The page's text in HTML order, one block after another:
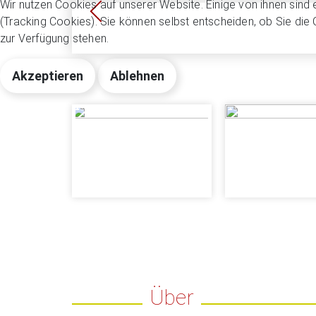
Über
Wir nutzen Cookies auf unserer Website. Einige von ihnen
(Tracking Cookies). Sie können selbst entscheiden, ob Sie
zur Verfügung stehen.
Akzeptieren Ablehnen